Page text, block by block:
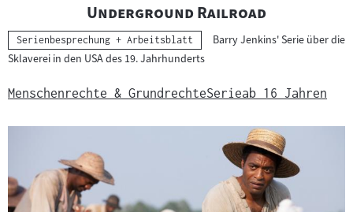
"
Underground Railroad"
Kategorie:
Serienbesprechung + Arbeitsblatt
Barry Jenkins' Serie über die
Sklaverei in den USA des 19. Jahrhunderts
Menschenrechte & GrundrechteSerieab 16 Jahren